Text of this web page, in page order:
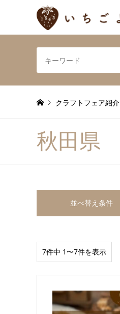
クラフトフェア紹介
秋田県
並べ替え条件
7件中 1〜7件を表示